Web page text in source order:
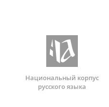
Национальный корпус
русского языка